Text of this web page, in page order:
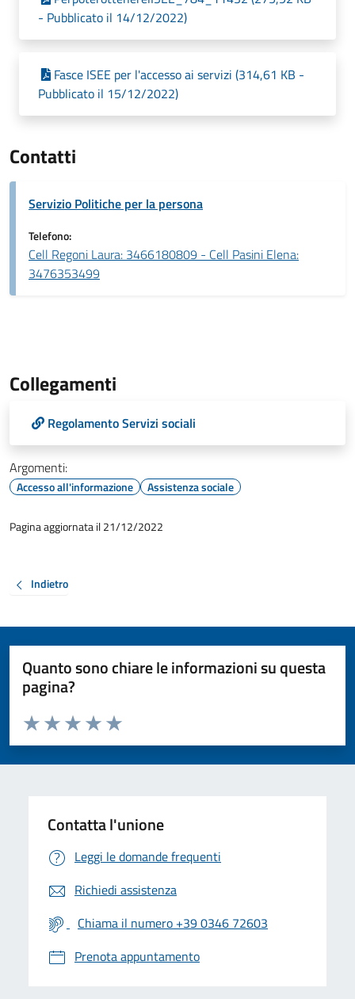
- Pubblicato il 14/12/2022)
Fasce ISEE per l'accesso ai servizi (314,61 KB -
Pubblicato il 15/12/2022)
Contatti
Servizio Politiche per la persona
Telefono:
Cell Regoni Laura: 3466180809 - Cell Pasini Elena:
3476353499
Collegamenti
Regolamento Servizi sociali
Argomenti:
Accesso all'informazione Assistenza sociale
Pagina aggiornata il 21/12/2022
Indietro
Quanto sono chiare le informazioni su questa
pagina?
Valuta da 1 a 5 stelle la pagina
Valuta 5 stelle su 5
Valuta 4 stelle su 5
Valuta 3 stelle su 5
Valuta 2 stelle su 5
Valuta 1 stelle su 5
Contatta l'unione
Leggi le domande frequenti
Richiedi assistenza
Chiama il numero +39 0346 72603
Prenota appuntamento